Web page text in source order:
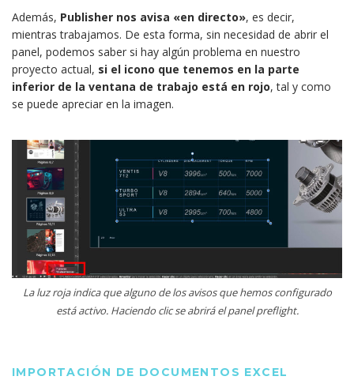
Además, Publisher nos avisa «en directo», es decir,
mientras trabajamos. De esta forma, sin necesidad de abrir el
panel, podemos saber si hay algún problema en nuestro
proyecto actual, si el icono que tenemos en la parte
inferior de la ventana de trabajo está en rojo, tal y como
se puede apreciar en la imagen.
La luz roja indica que alguno de los avisos que hemos configurado
está activo. Haciendo clic se abrirá el panel preflight.
IMPORTACIÓN DE DOCUMENTOS EXCEL